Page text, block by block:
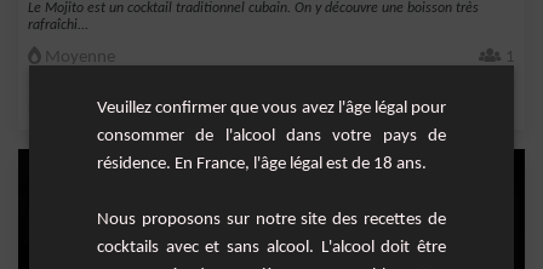
Le Mojito est un cocktail traditionnel cubain. On y découvre une boisson très
rafraîchi...
Moyenne 1
menthe fraîche, citron,rhum blanc 40°,sirop de canne,eau gazeuse
Veuillez confirmer que vous avez l'âge légal pour
consommer de l'alcool dans votre pays de
résidence. En France, l'âge légal est de 18 ans.
Nous proposons sur notre site des recettes de
cocktails avec et sans alcool. L'alcool doit être